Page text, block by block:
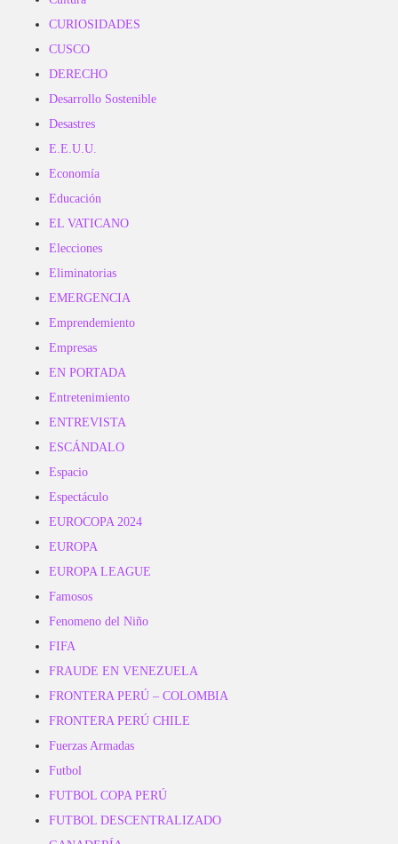
CURIOSIDADES
CUSCO
DERECHO
Desarrollo Sostenible
Desastres
E.E.U.U.
Economía
Educación
EL VATICANO
Elecciones
Eliminatorias
EMERGENCIA
Emprendemiento
Empresas
EN PORTADA
Entretenimiento
ENTREVISTA
ESCÁNDALO
Espacio
Espectáculo
EUROCOPA 2024
EUROPA
EUROPA LEAGUE
Famosos
Fenomeno del Niño
FIFA
FRAUDE EN VENEZUELA
FRONTERA PERÚ – COLOMBIA
FRONTERA PERÚ CHILE
Fuerzas Armadas
Futbol
FUTBOL COPA PERÚ
FUTBOL DESCENTRALIZADO